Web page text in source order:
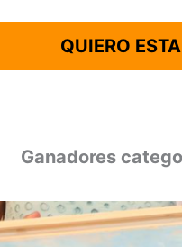
QUIERO
Ganadores